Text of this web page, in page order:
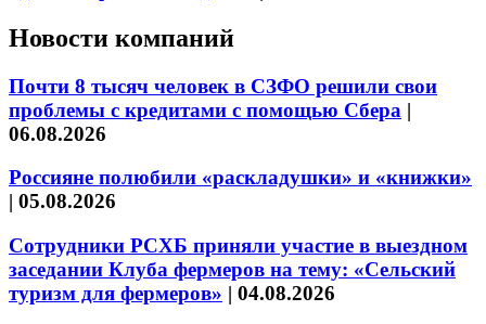
Новости компаний
Почти 8 тысяч человек в СЗФО решили свои
проблемы с кредитами с помощью Сбера |
06.08.2026
Россияне полюбили «раскладушки» и «книжки»
| 05.08.2026
Сотрудники РСХБ приняли участие в выездном
заседании Клуба фермеров на тему: «Сельский
туризм для фермеров» | 04.08.2026